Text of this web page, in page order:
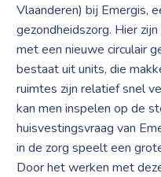
Vlaanderen) bij Emergis,
gezondheidszorg. Hier
met een nieuwe circulair
bestaat uit units, die
ruimtes zijn relatief snel
kan men inspelen op de
huisvestingsvraag van
in de zorg speelt een
Door het werken met